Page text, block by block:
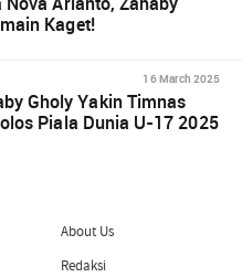
Kaget!
16 March 2025
Gholy Yakin Timnas
Piala Dunia U-17 2025
About Us
Redaksi